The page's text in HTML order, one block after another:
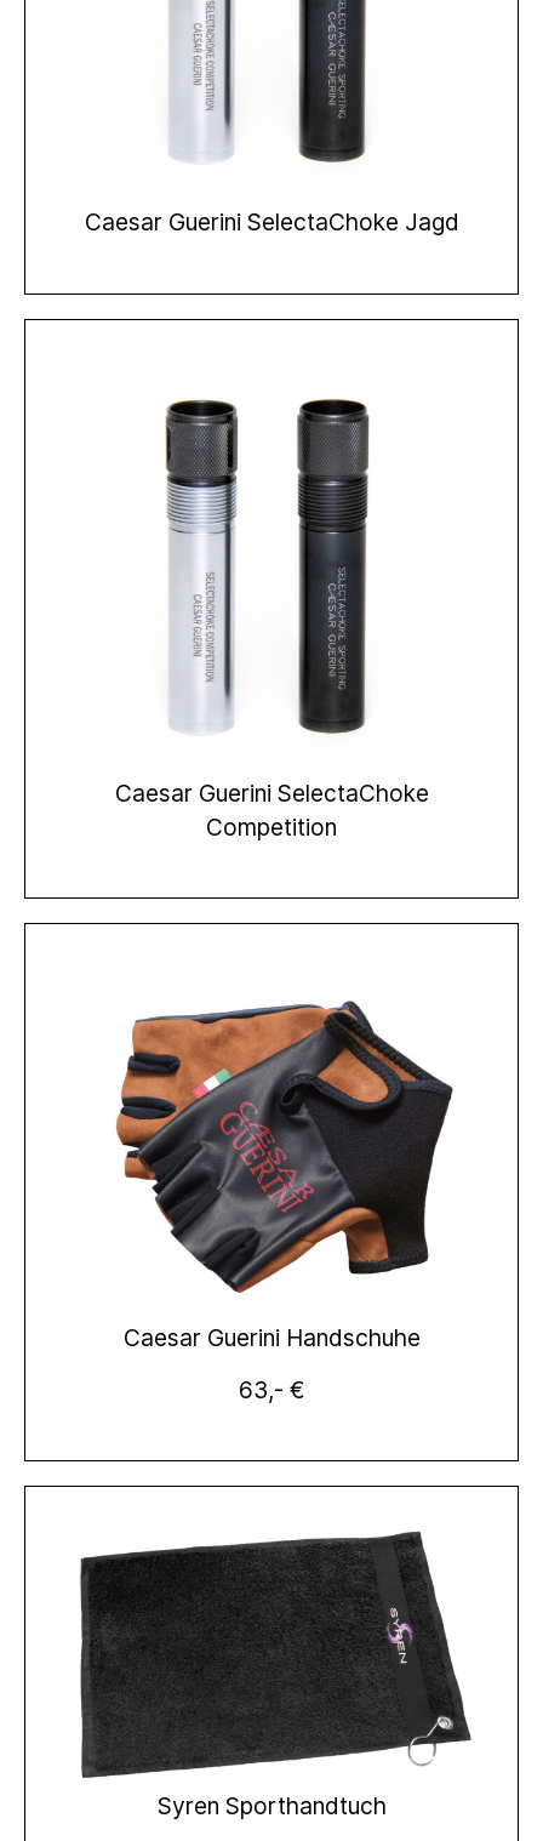
Caesar Guerini SelectaChoke Jagd
Caesar Guerini SelectaChoke
Competition
Caesar Guerini Handschuhe
63,- €
Syren Sporthandtuch